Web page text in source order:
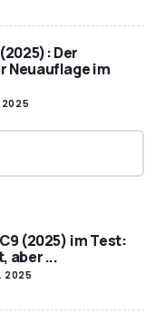
Der
Neuauflage im
(2025) im Test:
aber ...
2025